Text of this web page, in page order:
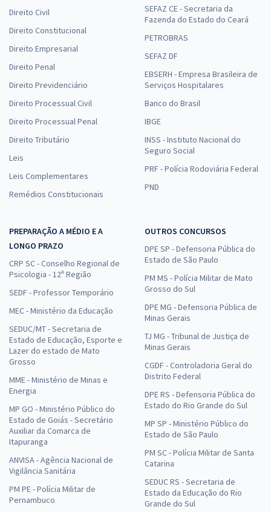
Direito Civil
Direito Constitucional
Direito Empresarial
Direito Penal
Direito Previdenciário
Direito Processual Civil
Direito Processual Penal
Direito Tributário
Leis
Leis Complementares
Remédios Constitucionais
SEFAZ CE - Secretaria da
Fazenda do Estado do Ceará
PETROBRAS
SEFAZ DF
EBSERH - Empresa Brasileira de
Serviços Hospitalares
Banco do Brasil
IBGE
INSS - Instituto Nacional do
Seguro Social
PRF - Polícia Rodoviária Federal
PND
PREPARAÇÃO A MÉDIO E A
LONGO PRAZO
CRP SC - Conselho Regional de
Psicologia - 12ª Região
SEDF - Professor Temporário
MEC - Ministério da Educação
SEDUC/MT - Secretaria de
Estado de Educação, Esporte e
Lazer do estado de Mato
Grosso
MME - Ministério de Minas e
Energia
MP GO - Ministério Público do
Estado de Goiás - Secretário
Auxiliar da Comarca de
Itapuranga
ANVISA - Agência Nacional de
Vigilância Sanitária
PM PE - Polícia Militar de
Pernambuco
OUTROS CONCURSOS
DPE SP - Defensoria Pública do
Estado de São Paulo
PM MS - Polícia Militar de Mato
Grosso do Sul
DPE MG - Defensoria Pública de
Minas Gerais
TJ MG - Tribunal de Justiça de
Minas Gerais
CGDF - Controladoria Geral do
Distrito Federal
DPE RS - Defensoria Pública do
Estado do Rio Grande do Sul
MP SP - Ministério Público do
Estado de São Paulo
PM SC - Polícia Militar de Santa
Catarina
SEDUC RS - Secretaria de
Estado da Educação do Rio
Grande do Sul